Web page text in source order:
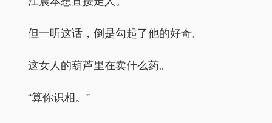
但一听这话，倒是勾起了他的好奇。
这女人的葫芦里在卖什么药。
“算你识相。”